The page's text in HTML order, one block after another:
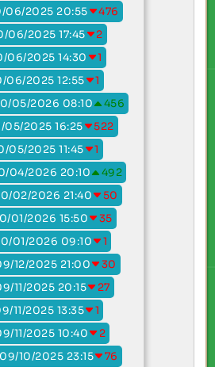
06/2025 20:55
476
06/2025 17:45
2
06/2025 14:30
1
06/2025 12:55
1
05/2026 08:10
456
05/2025 16:25
522
05/2025 11:45
1
04/2026 20:10
492
02/2026 21:40
50
01/2026 15:50
35
01/2026 09:10
1
12/2025 21:00
30
11/2025 20:15
27
11/2025 13:35
1
11/2025 10:40
2
10/2025 23:15
76